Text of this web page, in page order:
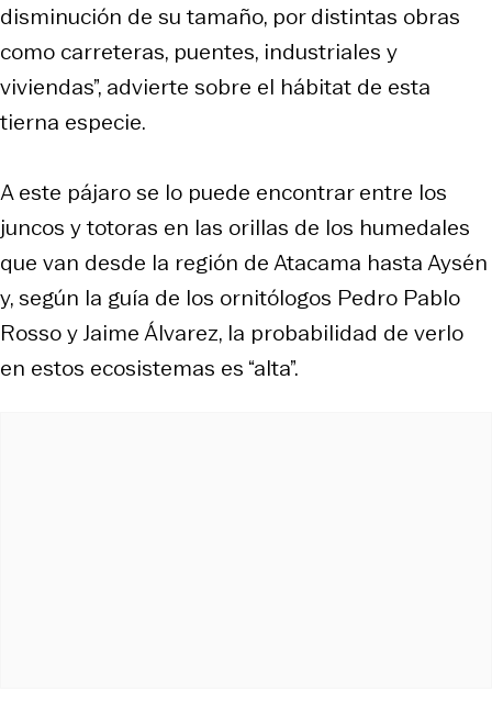
disminución de su tamaño, por distintas obras
como carreteras, puentes, industriales y
viviendas”, advierte sobre el hábitat de esta
tierna especie.
A este pájaro se lo puede encontrar entre los
juncos y totoras en las orillas de los humedales
que van desde la región de Atacama hasta Aysén
y, según la guía de los ornitólogos Pedro Pablo
Rosso y Jaime Álvarez, la probabilidad de verlo
en estos ecosistemas es “alta”.